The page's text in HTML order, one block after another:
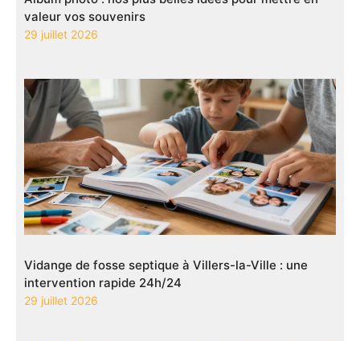
valeur vos souvenirs
29 juillet 2026
Vidange de fosse septique à Villers-la-Ville : une
intervention rapide 24h/24
29 juillet 2026